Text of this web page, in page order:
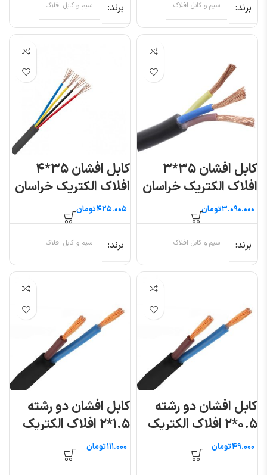
برند سیم و کابل افلاک برند سیم و کابل افلاک
کابل افشان ۳۵*۳
افلاک الکتریک خراسان
تومان
برند سیم و کابل افلاک
کابل افشان ۳۵*۴
افلاک الکتریک خراسان
تومان
برند سیم و کابل افلاک
کابل افشان دو رشته
۰.۵*۲ افلاک الکتریک
خراسان (متری)
تومان
کابل افشان دو رشته
۱.۵*۲ افلاک الکتریک
خراسان (متری)
تومان